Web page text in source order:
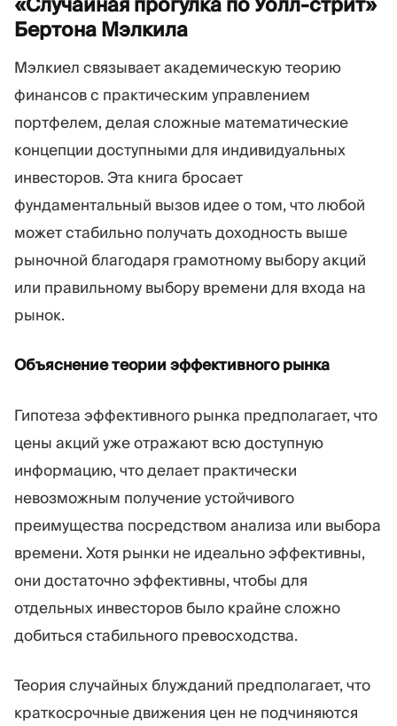
Бертона Мэлкила
Мэлкиел связывает академическую теорию
финансов с практическим управлением
портфелем, делая сложные математические
концепции доступными для индивидуальных
инвесторов. Эта книга бросает
фундаментальный вызов идее о том, что любой
может стабильно получать доходность выше
рыночной благодаря грамотному выбору акций
или правильному выбору времени для входа на
рынок.
Объяснение теории эффективного рынка
Гипотеза эффективного рынка предполагает, что
цены акций уже отражают всю доступную
информацию, что делает практически
невозможным получение устойчивого
преимущества посредством анализа или выбора
времени. Хотя рынки не идеально эффективны,
они достаточно эффективны, чтобы для
отдельных инвесторов было крайне сложно
добиться стабильного превосходства.
Теория случайных блужданий предполагает, что
краткосрочные движения цен не подчиняются